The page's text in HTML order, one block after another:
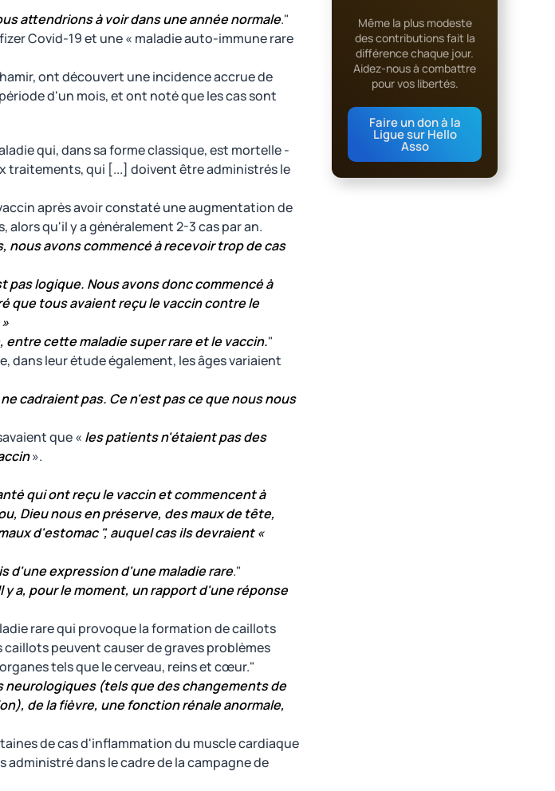
attendrions à voir dans une année normale."
Covid-19 et une « maladie auto-immune rare
ont découvert une incidence accrue de
d'un mois, et ont noté que les cas sont
qui, dans sa forme classique, est mortelle -
traitements, qui [...] doivent être administrés le
après avoir constaté une augmentation de
alors qu'il y a généralement 2-3 cas par an.
nous avons commencé à recevoir trop de cas
logique. Nous avons donc commencé à
que tous avaient reçu le vaccin contre le
cette maladie super rare et le vaccin."
dans leur étude également, les âges variaient
cadraient pas. Ce n'est pas ce que nous nous
que « les patients n'étaient pas des
».
qui ont reçu le vaccin et commencent à
Dieu nous en préserve, des maux de tête,
d'estomac ", auquel cas ils devraient «
d'une expression d'une maladie rare."
y a, pour le moment, un rapport d'une réponse
rare qui provoque la formation de caillots
peuvent causer de graves problèmes
tels que le cerveau, reins et cœur."
(tels que des changements de
de la fièvre, une fonction rénale anormale,
de cas d'inflammation du muscle cardiaque
dans le cadre de la campagne de
Même la plus modeste
des contributions fait la
différence chaque jour.
Aidez-nous à combattre
pour vos libertés.
Faire un don à la
Ligue sur Hello
Asso